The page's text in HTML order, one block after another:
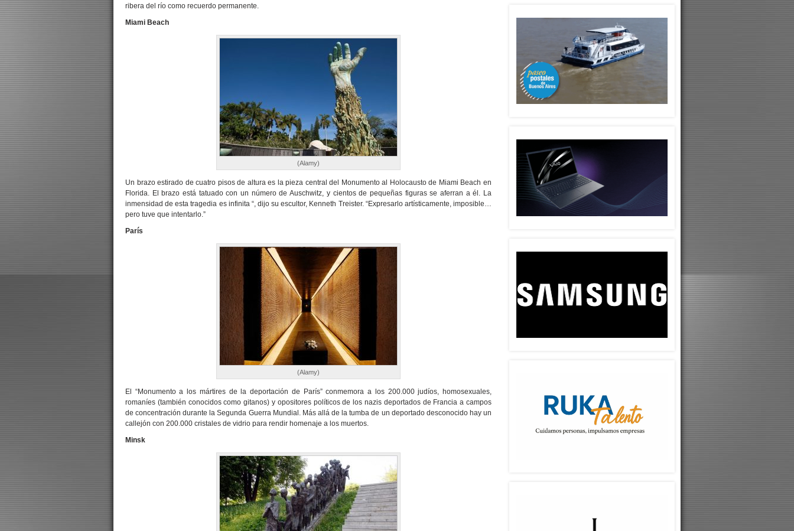
ribera del río como recuerdo permanente.
Miami Beach
(Alamy)
Un brazo estirado de cuatro pisos de altura es la pieza central del Monumento al Holocausto de Miami Beach en
Florida. El brazo está tatuado con un número de Auschwitz, y cientos de pequeñas figuras se aferran a él. La
inmensidad de esta tragedia es infinita “, dijo su escultor, Kenneth Treister. “Expresarlo artísticamente, imposible…
pero tuve que intentarlo.”
París
(Alamy)
El “Monumento a los mártires de la deportación de París” conmemora a los 200.000 judíos, homosexuales,
romaníes (también conocidos como gitanos) y opositores políticos de los nazis deportados de Francia a campos
de concentración durante la Segunda Guerra Mundial. Más allá de la tumba de un deportado desconocido hay un
callejón con 200.000 cristales de vidrio para rendir homenaje a los muertos.
Minsk